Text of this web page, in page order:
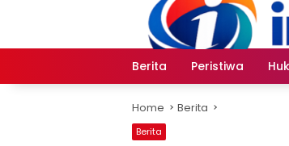
Berita
Peristiwa
Home Berita
Berita